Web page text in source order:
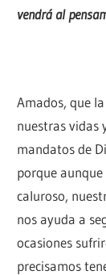
vendrá al
Amados, que
nuestras vidas
mandatos de
porque
caluroso,
nos ayuda a
ocasiones
precisamos